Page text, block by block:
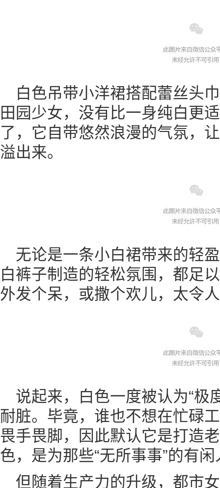
白色吊带小洋裙搭配蕾丝头
田园少女，没有比一身纯白更
了，它自带悠然浪漫的气氛，
溢出来。
无论是一条小白裙带来的轻
白裤子制造的轻松氛围，都足
外发个呆，或撒个欢儿，太令
说起来，白色一度被认为“极
耐脏。毕竟，谁也不想在忙碌
畏手畏脚，因此默认它是打造
色，是为那些“无所事事”的有
但随着生产力的升级，都市